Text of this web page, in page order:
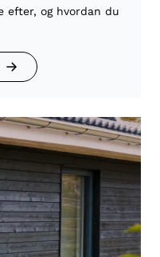
efter, og hvordan du